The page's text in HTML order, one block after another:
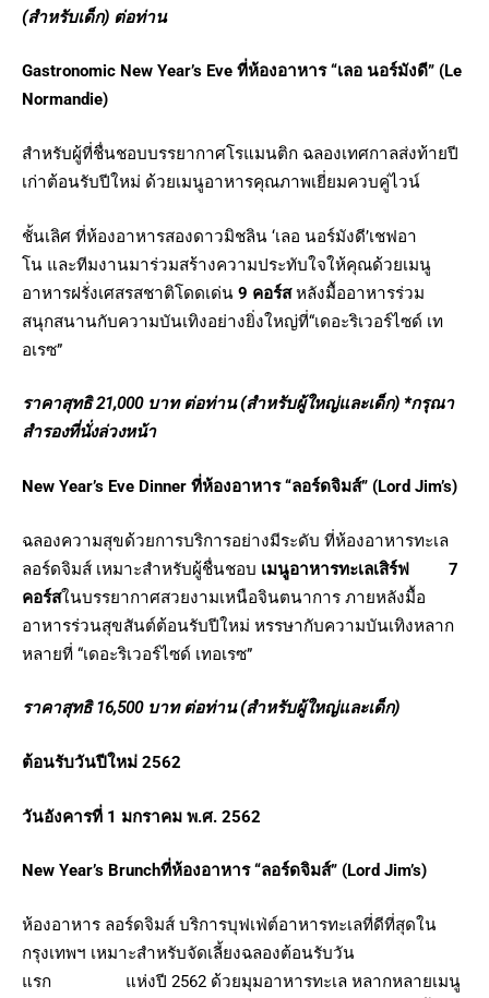
(สำหรับเด็ก) ต่อท่าน
Gastronomic New Year’s Eve ที่ห้องอาหาร “เลอ นอร์มังดี” (Le
Normandie)
สำหรับผู้ที่ชื่นชอบบรรยากาศโรแมนติก ฉลองเทศกาลส่งท้ายปี
เก่าต้อนรับปีใหม่ ด้วยเมนูอาหารคุณภาพเยี่ยมควบคู่ไวน์
ชั้นเลิศ ที่ห้องอาหารสองดาวมิชลิน ‘เลอ นอร์มังดี’เชฟอา
โน และทีมงานมาร่วมสร้างความประทับใจให้คุณด้วยเมนู
อาหารฝรั่งเศสรสชาติโดดเด่น 9 คอร์สหลังมื้ออาหารร่วม
สนุกสนานกับความบันเทิงอย่างยิ่งใหญ่ที่“เดอะริเวอร์ไซด์ เท
อเรซ”
ราคาสุทธิ21,000 บาท ต่อท่าน (สำหรับผู้ใหญ่และเด็ก) *กรุณา
สำรองที่นั่งล่วงหน้า
New Year’s Eve Dinner ที่ห้องอาหาร “ลอร์ดจิมส์” (Lord Jim’s)
ฉลองความสุขด้วยการบริการอย่างมีระดับ ที่ห้องอาหารทะเล
ลอร์ดจิมส์ เหมาะสำหรับผู้ชื่นชอบ เมนูอาหารทะเลเสิร์ฟ 7
คอร์สในบรรยากาศสวยงามเหนือจินตนาการ ภายหลังมื้อ
อาหารร่วนสุขสันต์ต้อนรับปีใหม่ หรรษากับความบันเทิงหลาก
หลายที่ “เดอะริเวอร์ไซด์ เทอเรซ”
ราคาสุทธิ 16,500 บาท ต่อท่าน (สำหรับผู้ใหญ่และเด็ก)
ต้อนรับวันปีใหม่ 2562
วันอังคารที่ 1 มกราคม พ.ศ. 2562
New Year’s Brunchที่ห้องอาหาร “ลอร์ดจิมส์” (Lord Jim’s)
ห้องอาหาร ลอร์ดจิมส์ บริการบุฟเฟ่ต์อาหารทะเลที่ดีที่สุดใน
กรุงเทพฯ เหมาะสำหรับจัดเลี้ยงฉลองต้อนรับวัน
แรก แห่งปี 2562 ด้วยมุมอาหารทะเล หลากหลายเมนู